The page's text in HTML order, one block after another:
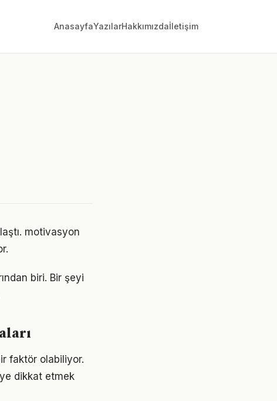
AnasayfaYazılarHakkımızdaİletişim
motivasyon
biri. Bir şeyi
faktör olabiliyor.
dikkat etmek